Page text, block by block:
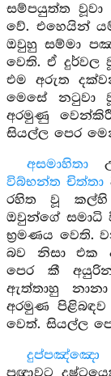
සම්පයුත්ත වූවා
වේ. එහෙයින්
ඔවුහු සම්මා
වෙති. ඒ දුර්වල
එම අරුත
මෙසේ නටුවා
අරමුණු
සියල්ල පෙර
අසමාහිතා
විබ්භන්ත චිත්තා
රහිත වූ කල්හි
ඔවුන්ගේ
භ්‍රමණය වෙති.
බව නිසා එක
පෙර කී
ඇත්තාහු
අරමුණ පිළිබඳව
වෙත්. සියල්ල
දුප්පඤ්ඤො